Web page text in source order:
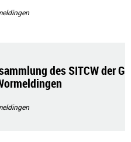
des SITCW der G